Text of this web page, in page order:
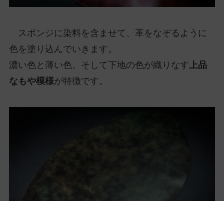
スポンジに染料を含ませて、革をなぞるように
色を塗り込んでいきます。
濃い色と薄い色、そして下地の色が織りなす 上品
なもや模様が特徴です。